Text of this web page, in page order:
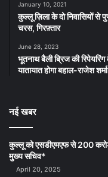
January 10, 2021
कुल्लू ज़िला के दो निवासियों से
चरस, गिरफ़्तार
June 28, 2023
भूतनाथ बैली ब्रिज की
यातायात होगा बहाल-राजेश शर्मा
नई खबर
कुल्लू को एसडीएमएफ से 200
मुख्य सचिव*
April 20, 2025